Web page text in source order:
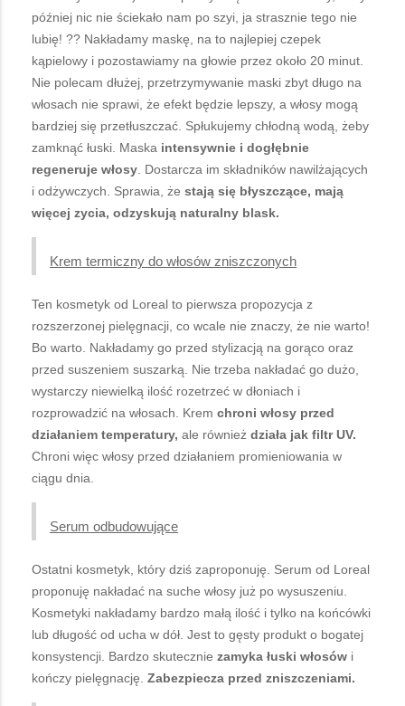
później nic nie ściekało nam po szyi, ja strasznie tego nie
lubię! ?? Nakładamy maskę, na to najlepiej czepek
kąpielowy i pozostawiamy na głowie przez około 20 minut.
Nie polecam dłużej, przetrzymywanie maski zbyt długo na
włosach nie sprawi, że efekt będzie lepszy, a włosy mogą
bardziej się przetłuszczać. Spłukujemy chłodną wodą, żeby
zamknąć łuski. Maska intensywnie i dogłębnie
regeneruje włosy . Dostarcza im składników nawilżających
i odżywczych. Sprawia, że stają się błyszczące, mają
więcej zycia, odzyskują naturalny blask.
Krem termiczny do włosów zniszczonych
Ten kosmetyk od Loreal to pierwsza propozycja z
rozszerzonej pielęgnacji, co wcale nie znaczy, że nie warto!
Bo warto. Nakładamy go przed stylizacją na gorąco oraz
przed suszeniem suszarką. Nie trzeba nakładać go dużo,
wystarczy niewielką ilość rozetrzeć w dłoniach i
rozprowadzić na włosach. Krem chroni włosy przed
działaniem temperatury, ale również działa jak filtr UV.
Chroni więc włosy przed działaniem promieniowania w
ciągu dnia.
Serum odbudowujące
Ostatni kosmetyk, który dziś zaproponuję. Serum od Loreal
proponuję nakładać na suche włosy już po wysuszeniu.
Kosmetyki nakładamy bardzo małą ilość i tylko na końcówki
lub długość od ucha w dół. Jest to gęsty produkt o bogatej
konsystencji. Bardzo skutecznie zamyka łuski włosów i
kończy pielęgnację. Zabezpiecza przed zniszczeniami.